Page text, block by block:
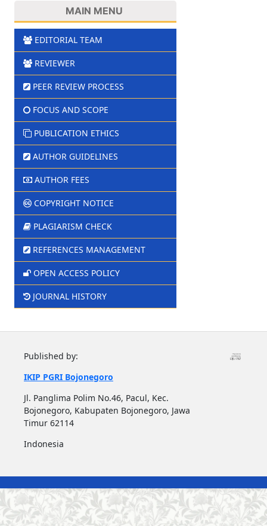
MAIN MENU
EDITORIAL TEAM
REVIEWER
PEER REVIEW PROCESS
FOCUS AND SCOPE
PUBLICATION ETHICS
AUTHOR GUIDELINES
AUTHOR FEES
COPYRIGHT NOTICE
PLAGIARISM CHECK
REFERENCES MANAGEMENT
OPEN ACCESS POLICY
JOURNAL HISTORY
Published by:
IKIP PGRI Bojonegoro
Jl. Panglima Polim No.46, Pacul, Kec.
Bojonegoro, Kabupaten Bojonegoro, Jawa
Timur 62114
Indonesia